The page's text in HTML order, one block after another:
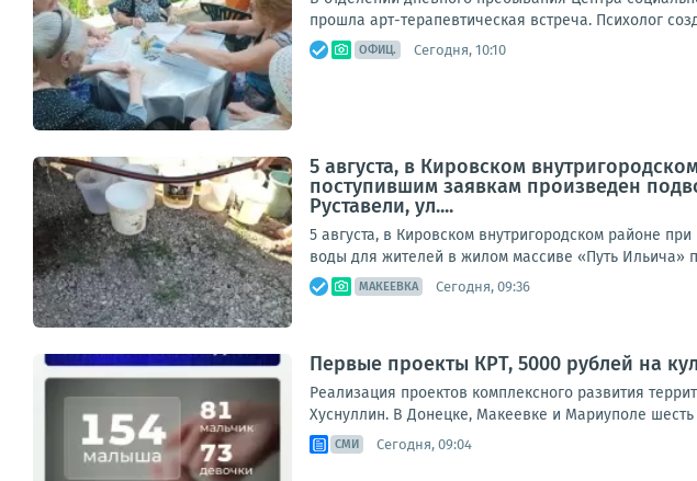
прошла арт-терапевтическая встреча. Психолог
ОФИЦ. Сегодня, 10:10
5 августа, в Кировском
поступившим заявкам произведен
Руставели, ул....
5 августа, в Кировском внутригородском районе
воды для жителей в жилом массиве «Путь Ильича»
МАКЕЕВКА Сегодня, 09:36
Первые проекты КРТ, 5000 рублей на
Реализация проектов комплексного развития
Хуснуллин. В Донецке, Макеевке и Мариуполе
СМИ Сегодня, 09:04